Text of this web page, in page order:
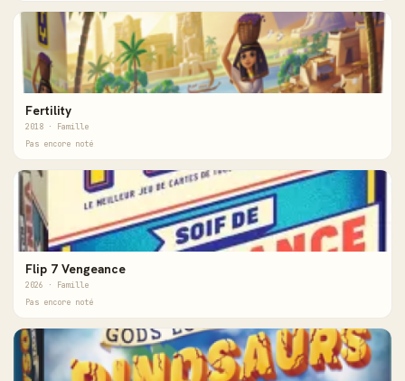
Fertility
2018 · Famille
Pas encore noté
Flip 7 Vengeance
2026 · Famille
Pas encore noté